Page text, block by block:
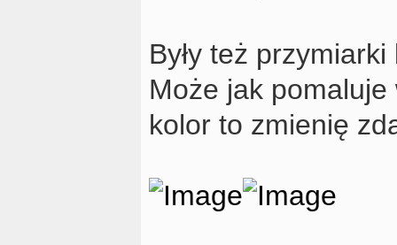
Były też
Może jak
kolor to zmienię